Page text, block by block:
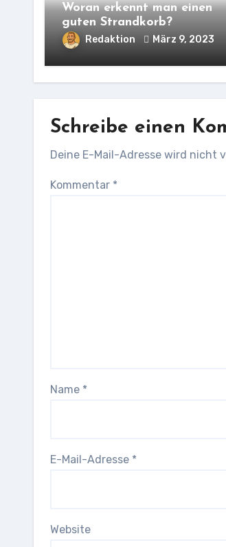
Woran erkennt man einen
guten Strandkorb?
Redaktion März 9, 2023
Schreibe einen
Deine E-Mail-Adresse wird nicht
Kommentar *
Name *
E-Mail-Adresse *
Website